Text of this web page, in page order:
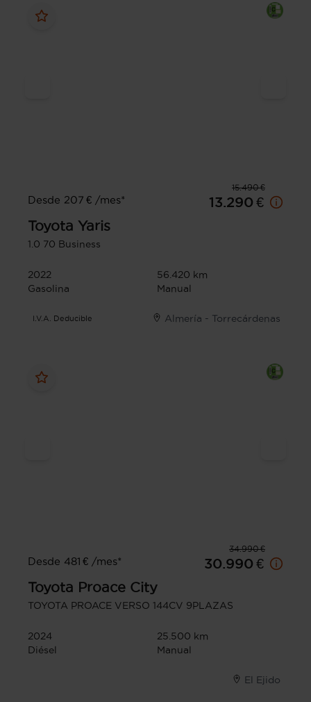
15.490 €
Desde 207 € /mes*
13.290 €
Toyota Yaris
1.0 70 Business
2022
56.420 km
Gasolina
Manual
I.V.A. Deducible Almería - Torrecárdenas
34.990 €
Desde 481 € /mes*
30.990 €
Toyota Proace City
TOYOTA PROACE VERSO 144CV 9PLAZAS
2024
25.500 km
Diésel
Manual
El Ejido